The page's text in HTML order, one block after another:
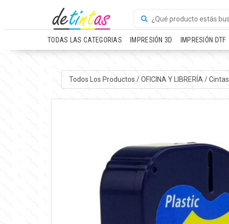
TODAS LAS CATEGORIAS IMPRESIÓN 3D IMPRESIÓN DTF
Todos Los Productos /OFICINA Y LIBRERÍA /